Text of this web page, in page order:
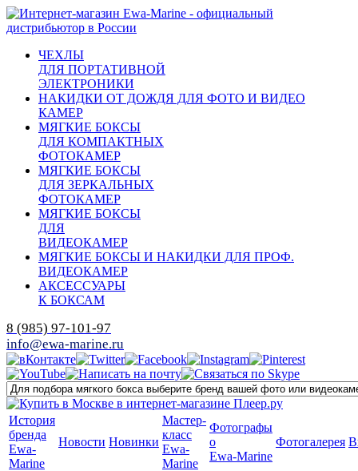
ЧЕХЛЫ
ДЛЯ ПОРТАТИВНОЙ
ЭЛЕКТРОНИКИ
НАКИДКИ ОТ ДОЖДЯ ДЛЯ ФОТО И ВИДЕО
КАМЕР
МЯГКИЕ БОКСЫ
ДЛЯ КОМПАКТНЫХ
ФОТОКАМЕР
МЯГКИЕ БОКСЫ
ДЛЯ ЗЕРКАЛЬНЫХ
ФОТОКАМЕР
МЯГКИЕ БОКСЫ
ДЛЯ
ВИДЕОКАМЕР
МЯГКИЕ БОКСЫ И НАКИДКИ ДЛЯ ПРОФ.
ВИДЕОКАМЕР
АКСЕССУАРЫ
К БОКСАМ
8 (985) 97-101-97
info@ewa-marine.ru
История
бренда
Ewa-
Marine
Новости Новинки
Мастер-
класс
Ewa-
Marine
Фотографы
о
Ewa-Marine
Фотогалерея